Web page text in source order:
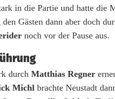
in die Partie und hatte die
Gästen dann aber doch
noch vor der Pause aus.
durch Matthias Regner
Michl brachte Neustadt